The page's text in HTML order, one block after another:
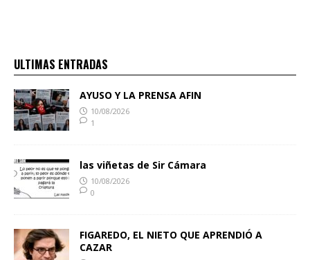
ULTIMAS ENTRADAS
AYUSO Y LA PRENSA AFIN
10/08/2026
1
las viñetas de Sir Cámara
10/08/2026
0
FIGAREDO, EL NIETO QUE APRENDIÓ A
CAZAR